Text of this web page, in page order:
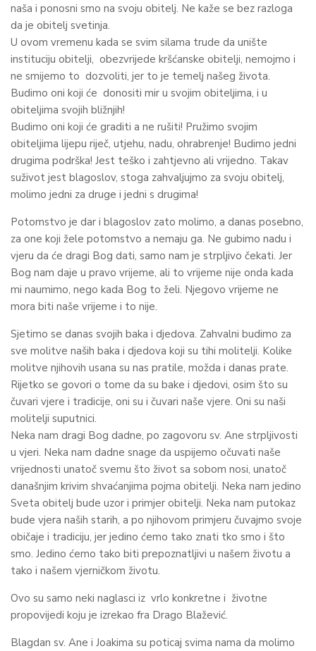
naša i ponosni smo na svoju obitelj. Ne kaže se bez razloga
da je obitelj svetinja.
U ovom vremenu kada se svim silama trude da unište
instituciju obitelji, obezvrijede kršćanske obitelji, nemojmo i
ne smijemo to dozvoliti, jer to je temelj našeg života.
Budimo oni koji će donositi mir u svojim obiteljima, i u
obiteljima svojih bližnjih!
Budimo oni koji će graditi a ne rušiti! Pružimo svojim
obiteljima lijepu riječ, utjehu, nadu, ohrabrenje! Budimo jedni
drugima podrška! Jest teško i zahtjevno ali vrijedno. Takav
suživot jest blagoslov, stoga zahvaljujmo za svoju obitelj,
molimo jedni za druge i jedni s drugima!
Potomstvo je dar i blagoslov zato molimo, a danas posebno,
za one koji žele potomstvo a nemaju ga. Ne gubimo nadu i
vjeru da će dragi Bog dati, samo nam je strpljivo čekati. Jer
Bog nam daje u pravo vrijeme, ali to vrijeme nije onda kada
mi naumimo, nego kada Bog to želi. Njegovo vrijeme ne
mora biti naše vrijeme i to nije.
Sjetimo se danas svojih baka i djedova. Zahvalni budimo za
sve molitve naših baka i djedova koji su tihi molitelji. Kolike
molitve njihovih usana su nas pratile, možda i danas prate.
Rijetko se govori o tome da su bake i djedovi, osim što su
čuvari vjere i tradicije, oni su i čuvari naše vjere. Oni su naši
molitelji suputnici.
Neka nam dragi Bog dadne, po zagovoru sv. Ane strpljivosti
u vjeri. Neka nam dadne snage da uspijemo očuvati naše
vrijednosti unatoč svemu što život sa sobom nosi, unatoč
današnjim krivim shvaćanjima pojma obitelji. Neka nam jedino
Sveta obitelj bude uzor i primjer obitelji. Neka nam putokaz
bude vjera naših starih, a po njihovom primjeru čuvajmo svoje
običaje i tradiciju, jer jedino ćemo tako znati tko smo i što
smo. Jedino ćemo tako biti prepoznatljivi u našem životu a
tako i našem vjerničkom životu.
Ovo su samo neki naglasci iz vrlo konkretne i životne
propovijedi koju je izrekao fra Drago Blažević.
Blagdan sv. Ane i Joakima su poticaj svima nama da molimo